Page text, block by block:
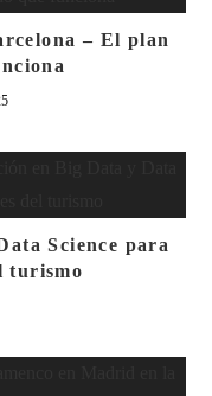
– El plan
Science para
turismo